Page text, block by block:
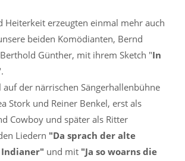
Heiterkeit erzeugten einmal mehr auch
beiden Komödianten, Bernd
Günther, mit ihrem Sketch "In
der närrischen Sängerhallenbühne
Stork und Reiner Benkel, erst als
Cowboy und später als Ritter
Liedern "Da sprach der alte
und mit "Ja so woarns die